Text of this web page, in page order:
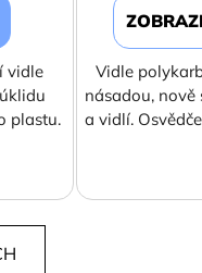
vidle
plastu.
Vidle
násadou,
a vidlí.